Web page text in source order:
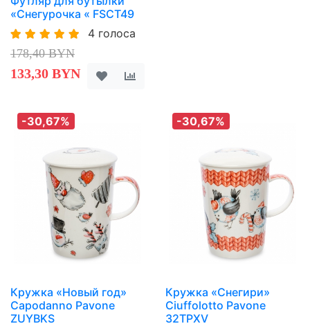
«Снегурочка « FSCT49
4 голоса
178,40 BYN
133,30 BYN
-30,67%
Кружка «Новый год»
Capodanno Pavone
ZUYBKS
-30,67%
Кружка «Снегири»
Сiuffolotto Pavone
32TPXV